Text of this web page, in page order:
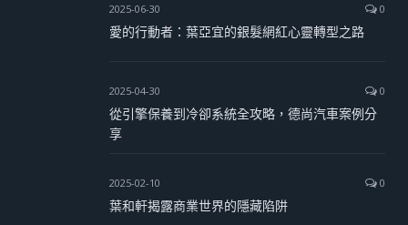
2025-06-30 0
愛的行動者：葉亞宜的銀髮網紅心靈轉型之路
2025-04-30 0
從引擎保養到冷卻系統全攻略，德尚汽車案例分
享
2025-02-10 0
葉和軒揭露商業世界的隱藏陷阱